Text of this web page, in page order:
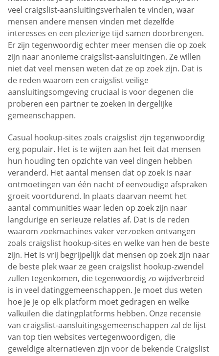
veel craigslist-aansluitingsverhalen te vinden, waar
mensen andere mensen vinden met dezelfde
interesses en een plezierige tijd samen doorbrengen.
Er zijn tegenwoordig echter meer mensen die op zoek
zijn naar anonieme craigslist-aansluitingen. Ze willen
niet dat veel mensen weten dat ze op zoek zijn. Dat is
de reden waarom een craigslist veilige
aansluitingsomgeving cruciaal is voor degenen die
proberen een partner te zoeken in dergelijke
gemeenschappen.
Casual hookup-sites zoals craigslist zijn tegenwoordig
erg populair. Het is te wijten aan het feit dat mensen
hun houding ten opzichte van veel dingen hebben
veranderd. Het aantal mensen dat op zoek is naar
ontmoetingen van één nacht of eenvoudige afspraken
groeit voortdurend. In plaats daarvan neemt het
aantal communities waar leden op zoek zijn naar
langdurige en serieuze relaties af. Dat is de reden
waarom zoekmachines vaker verzoeken ontvangen
zoals craigslist hookup-sites en welke van hen de beste
zijn. Het is vrij begrijpelijk dat mensen op zoek zijn naar
de beste plek waar ze geen craigslist hookup-zwendel
zullen tegenkomen, die tegenwoordig zo wijdverbreid
is in veel datinggemeenschappen. Je moet dus weten
hoe je je op elk platform moet gedragen en welke
valkuilen die datingplatforms hebben. Onze recensie
van craigslist-aansluitingsgemeenschappen zal de lijst
van top tien websites vertegenwoordigen, die
geweldige alternatieven zijn voor de bekende Craigslist